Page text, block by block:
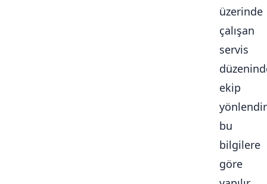
üzerinde
çalışan
servis
ekip
bu
bilgilere
göre